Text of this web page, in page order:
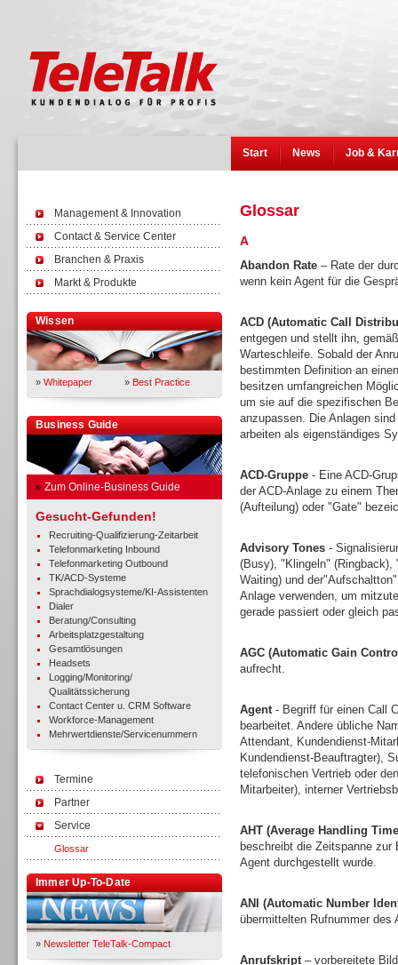
Start News Job &
Management & Innovation
Contact & Service Center
Branchen & Praxis
Markt & Produkte
Wissen
» Whitepaper » Best Practice
Business Guide
» Zum Online-Business Guide
Gesucht-Gefunden!
Recruiting-Qualifizierung-Zeitarbeit
Telefonmarketing Inbound
Telefonmarketing Outbound
TK/ACD-Systeme
Sprachdialogsysteme/KI-Assistenten
Dialer
Beratung/Consulting
Arbeitsplatzgestaltung
Gesamtlösungen
Headsets
Logging/Monitoring/
Qualitätssicherung
Contact Center u. CRM Software
Workforce-Management
Mehrwertdienste/Servicenummern
Termine
Partner
Service
Glossar
Immer Up-To-Date
» Newsletter TeleTalk-Compact
Glossar
A
Abandon Rate – Rate der
wenn kein Agent für die
ACD (Automatic Call
entgegen und stellt ihn,
Warteschleife. Sobald der
bestimmten Definition an
besitzen umfangreichen
um sie auf die spezifischen
anzupassen. Die Anlagen
arbeiten als eigenständiges
ACD-Gruppe - Eine ACD-
der ACD-Anlage zu einem
(Aufteilung) oder "Gate"
Advisory Tones -
(Busy), "Klingeln"
Waiting) und
Anlage verwenden, um
gerade passiert oder gleich
AGC (Automatic Gain
aufrecht.
Agent- Begriff für einen Call
bearbeitet. Andere übliche
Attendant, Kundendienst-
Kundendienst-Beauftragter),
telefonischen Vertrieb oder
Mitarbeiter), interner
AHT (Average Handling
beschreibt die Zeitspanne
Agent durchgestellt wurde.
ANI (Automatic Number
übermittelten Rufnummer des
Anrufskript– vorbereitete